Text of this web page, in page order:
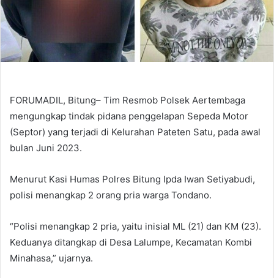
FORUMADIL, Bitung– Tim Resmob Polsek Aertembaga
mengungkap tindak pidana penggelapan Sepeda Motor
(Septor) yang terjadi di Kelurahan Pateten Satu, pada awal
bulan Juni 2023.
Menurut Kasi Humas Polres Bitung Ipda Iwan Setiyabudi,
polisi menangkap 2 orang pria warga Tondano.
“Polisi menangkap 2 pria, yaitu inisial ML (21) dan KM (23).
Keduanya ditangkap di Desa Lalumpe, Kecamatan Kombi
Minahasa,” ujarnya.